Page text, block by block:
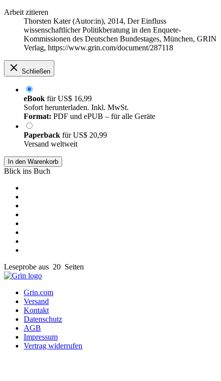
Arbeit zitieren
Thorsten Kater (Autor:in), 2014, Der Einfluss
wissenschaftlicher Politikberatung in den Enquete-
Kommissionen des Deutschen Bundestages, München, GRIN
Verlag, https://www.grin.com/document/287118
Schließen
eBook fürUS$ 16,99
Sofort herunterladen. Inkl. MwSt.
Format: PDF und ePUB – für alle Geräte
Paperback fürUS$ 20,99
Versand weltweit
In den Warenkorb
Blick ins Buch
Leseprobe aus 20 Seiten
Grin.com
Versand
Kontakt
Datenschutz
AGB
Impressum
Vertrag widerrufen